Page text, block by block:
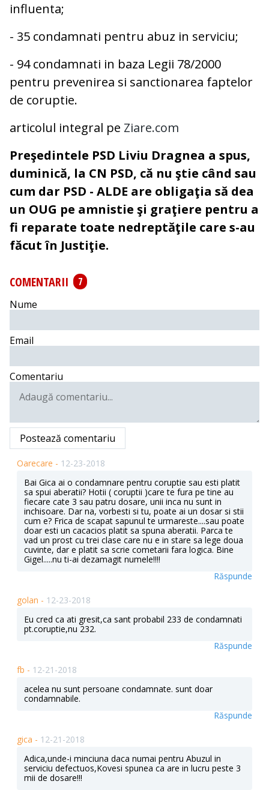
influenta;
- 35 condamnati pentru abuz in serviciu;
- 94 condamnati in baza Legii 78/2000
pentru prevenirea si sanctionarea faptelor
de coruptie.
articolul integral pe Ziare.com
Preşedintele PSD Liviu Dragnea a spus,
duminică, la CN PSD, că nu ştie când sau
cum dar PSD - ALDE are obligaţia să dea
un OUG pe amnistie şi graţiere pentru a
fi reparate toate nedreptăţile care s-au
făcut în Justiţie.
COMENTARII
7
Nume
Email
Comentariu
Postează comentariu
Oarecare - 12-23-2018
Bai Gica ai o condamnare pentru coruptie sau esti platit
sa spui aberatii? Hotii ( coruptii )care te fura pe tine au
fiecare cate 3 sau patru dosare, unii inca nu sunt in
inchisoare. Dar na, vorbesti si tu, poate ai un dosar si stii
cum e? Frica de scapat sapunul te urmareste....sau poate
doar esti un cacacios platit sa spuna aberatii. Parca te
vad un prost cu trei clase care nu e in stare sa lege doua
cuvinte, dar e platit sa scrie cometarii fara logica. Bine
Gigel.....nu ti-ai dezamagit numele!!!!
Răspunde
golan - 12-23-2018
Eu cred ca ati gresit,ca sant probabil 233 de condamnati
pt.coruptie,nu 232.
Răspunde
fb - 12-21-2018
acelea nu sunt persoane condamnate. sunt doar
condamnabile.
Răspunde
gica - 12-21-2018
Adica,unde-i minciuna daca numai pentru Abuzul in
serviciu defectuos,Kovesi spunea ca are in lucru peste 3
mii de dosare!!!